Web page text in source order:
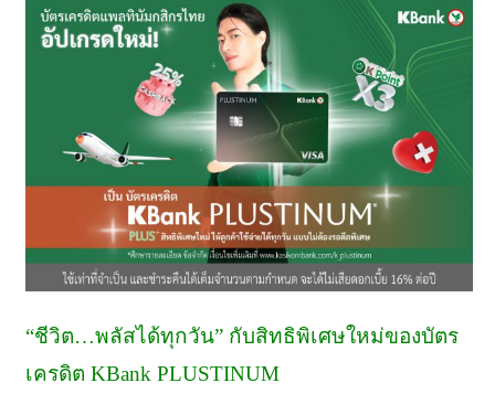
“ชีวิต…พลัสได้ทุกวัน” กับสิทธิพิเศษใหม่ของบัตร
เครดิต KBank PLUSTINUM